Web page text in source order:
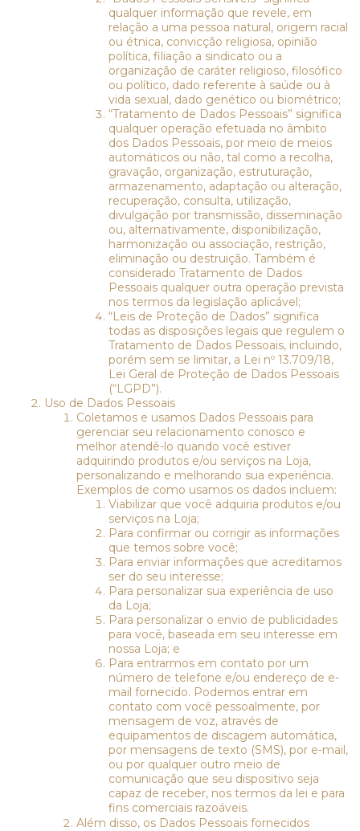
qualquer informação que revele, em
relação a uma pessoa natural, origem racial
ou étnica, convicção religiosa, opinião
política, filiação a sindicato ou a
organização de caráter religioso, filosófico
ou político, dado referente à saúde ou à
vida sexual, dado genético ou biométrico;
“Tratamento de Dados Pessoais” significa
qualquer operação efetuada no âmbito
dos Dados Pessoais, por meio de meios
automáticos ou não, tal como a recolha,
gravação, organização, estruturação,
armazenamento, adaptação ou alteração,
recuperação, consulta, utilização,
divulgação por transmissão, disseminação
ou, alternativamente, disponibilização,
harmonização ou associação, restrição,
eliminação ou destruição. Também é
considerado Tratamento de Dados
Pessoais qualquer outra operação prevista
nos termos da legislação aplicável;
“Leis de Proteção de Dados” significa
todas as disposições legais que regulem o
Tratamento de Dados Pessoais, incluindo,
porém sem se limitar, a Lei nº 13.709/18,
Lei Geral de Proteção de Dados Pessoais
(“LGPD”).
Uso de Dados Pessoais
Coletamos e usamos Dados Pessoais para
gerenciar seu relacionamento conosco e
melhor atendê-lo quando você estiver
adquirindo produtos e/ou serviços na Loja,
personalizando e melhorando sua experiência.
Exemplos de como usamos os dados incluem:
Viabilizar que você adquiria produtos e/ou
serviços na Loja;
Para confirmar ou corrigir as informações
que temos sobre você;
Para enviar informações que acreditamos
ser do seu interesse;
Para personalizar sua experiência de uso
da Loja;
Para personalizar o envio de publicidades
para você, baseada em seu interesse em
nossa Loja; e
Para entrarmos em contato por um
número de telefone e/ou endereço de e-
mail fornecido. Podemos entrar em
contato com você pessoalmente, por
mensagem de voz, através de
equipamentos de discagem automática,
por mensagens de texto (SMS), por e-mail,
ou por qualquer outro meio de
comunicação que seu dispositivo seja
capaz de receber, nos termos da lei e para
fins comerciais razoáveis.
Além disso, os Dados Pessoais fornecidos